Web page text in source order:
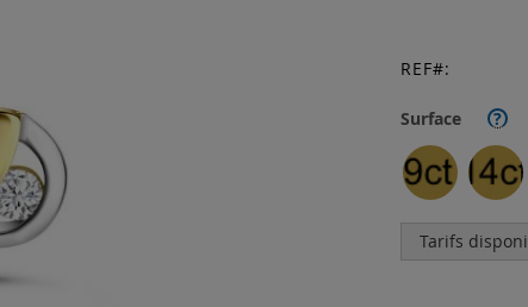
Surface ?
Tarifs
REF